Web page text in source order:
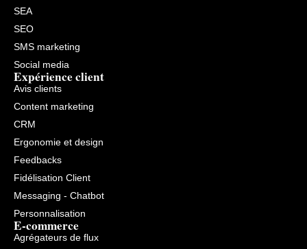
SEA
SEO
SMS marketing
Social media
Expérience client
Avis clients
Content marketing
CRM
Ergonomie et design
Feedbacks
Fidélisation Client
Messaging - Chatbot
Personnalisation
E-commerce
Agrégateurs de flux